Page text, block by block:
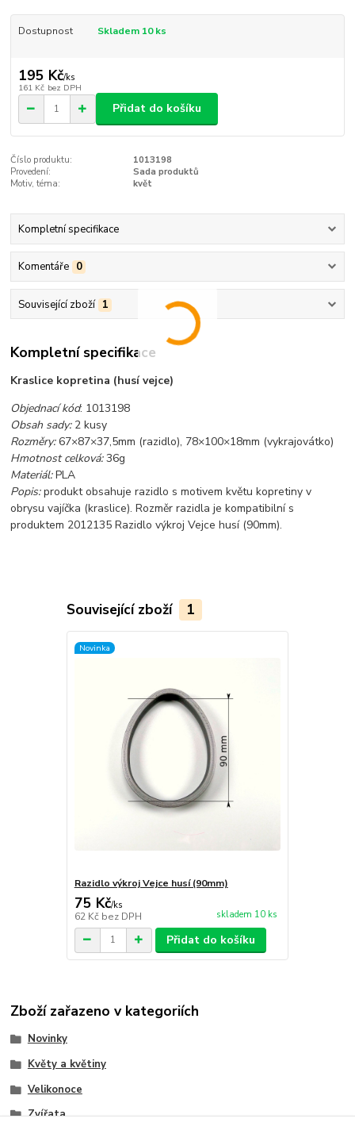
Dostupnost Skladem 10 ks
195 Kč/ks
161 Kč bez DPH
Přidat do košíku
Číslo produktu:
1013198
Provedení:
Sada produktů
Motiv, téma:
květ
Kompletní specifikace
Komentáře 0
Související zboží 1
Kompletní specifikace
Kraslice kopretina (husí vejce)
Objednací kód: 1013198
Obsah sady:2 kusy
Rozměry:67×87×37,5mm (razidlo), 78×100×18mm (vykrajovátko)
Hmotnost celková:36g
Materiál:PLA
Popis:produkt obsahuje razidlo s motivem květu kopretiny v
obrysu vajíčka (kraslice). Rozměr razidla je kompatibilní s
produktem 2012135 Razidlo výkroj Vejce husí (90mm).
Související zboží 1
Novinka
Razidlo výkroj Vejce husí (90mm)
75 Kč/ks
62 Kč bez DPH skladem 10 ks
Přidat do košíku
Zboží zařazeno v kategoriích
Novinky
Květy a květiny
Velikonoce
Zvířata